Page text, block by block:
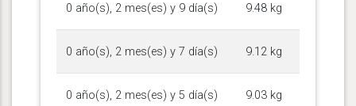
0 año(s), 2 mes(es) y 9 día(s) 9.48 kg
0 año(s), 2 mes(es) y 7 día(s) 9.12 kg
0 año(s), 2 mes(es) y 5 día(s) 9.03 kg